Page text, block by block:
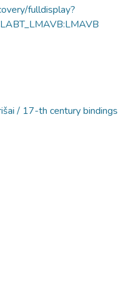
fulldisplay?
/ 17-th century bindings